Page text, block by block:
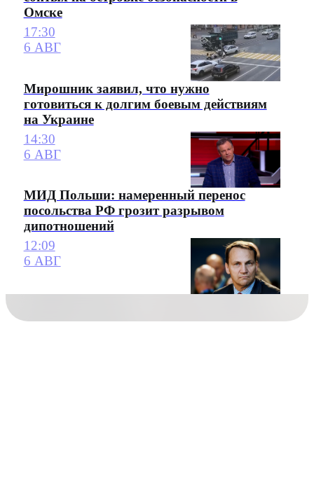
Омске
17:30
6 АВГ
Мирошник заявил, что нужно
готовиться к долгим боевым действиям
на Украине
14:30
6 АВГ
МИД Польши: намеренный перенос
посольства РФ грозит разрывом
дипотношений
12:09
6 АВГ